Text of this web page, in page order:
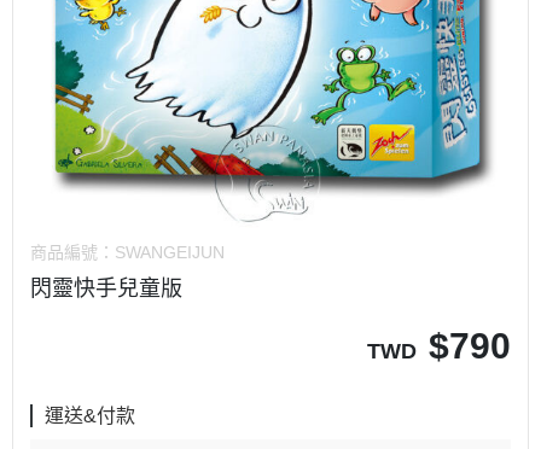
商品編號： SWANGEIJUN
閃靈快手兒童版
TWD $790
運送&付款